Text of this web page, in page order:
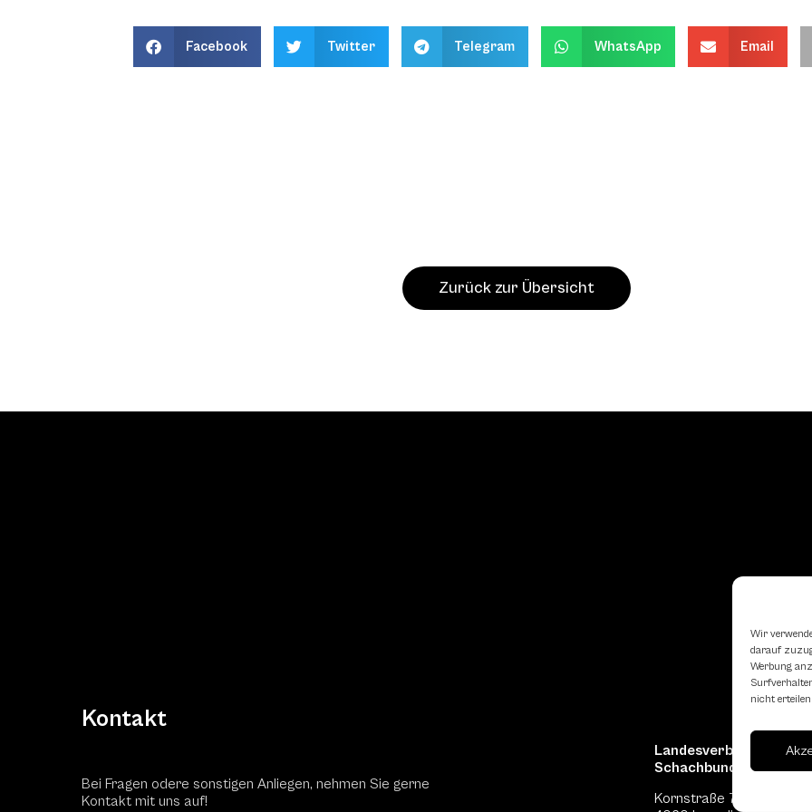
Wir
darauf
Werbung
nicht
Facebook Twitter Telegram WhatsApp Email
Zurück zur Übersicht
Kontakt
Bei Fragen odere sonstigen Anliegen, nehmen Sie gerne
Kontakt mit uns auf!
Landesverband
Schachbundes
Kornstraße 7A